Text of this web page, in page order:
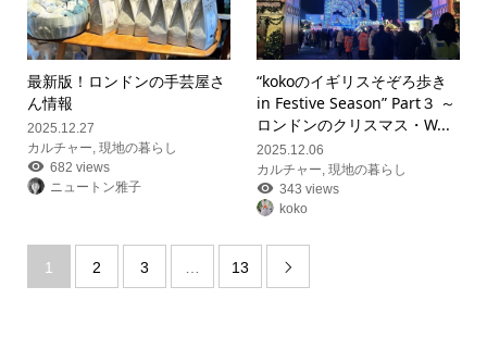
最新版！ロンドンの手芸屋さ
ん情報
2025.12.27
カルチャー, 現地の暮らし
682 views
ニュートン雅子
“kokoのイギリスそぞろ歩き
in Festive Season” Part３ ～
ロンドンのクリスマス・W...
2025.12.06
カルチャー,現地の暮らし
343 views
koko
1 2 3 … 13 